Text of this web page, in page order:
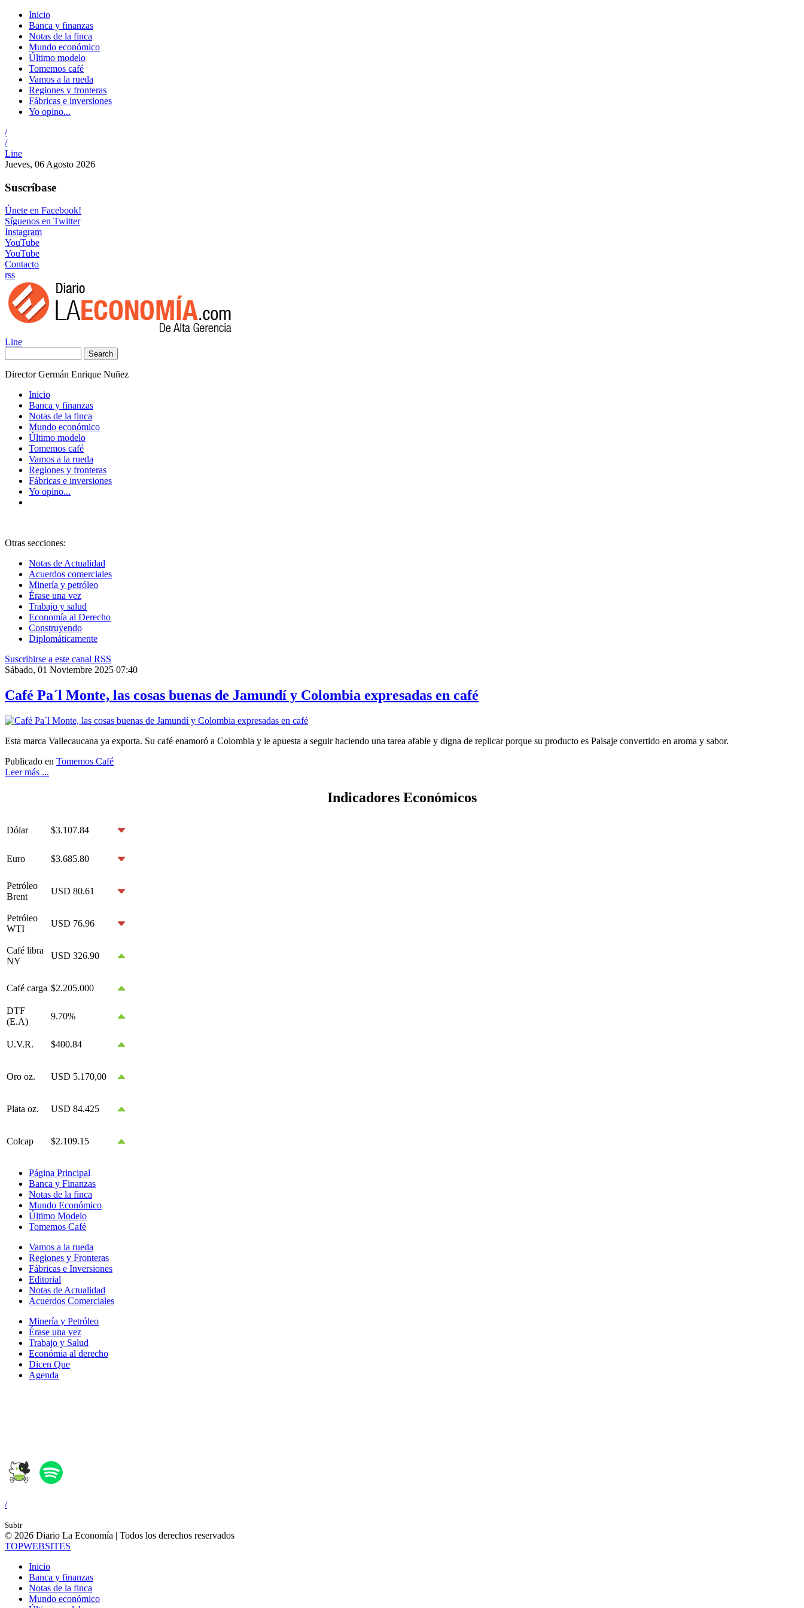
Inicio
Banca y finanzas
Notas de la finca
Mundo económico
Último modelo
Tomemos café
Vamos a la rueda
Regiones y fronteras
Fábricas e inversiones
Yo opino...
/
/
Line
Jueves, 06 Agosto 2026
Suscríbase
Únete en Facebook!
Síguenos en Twitter
Instagram
YouTube
YouTube
Contacto
rss
Line
Search
Director Germán Enrique Nuñez
Inicio
Banca y finanzas
Notas de la finca
Mundo económico
Último modelo
Tomemos café
Vamos a la rueda
Regiones y fronteras
Fábricas e inversiones
Yo opino...
Otras secciones:
Notas de Actualidad
Acuerdos comerciales
Minería y petróleo
Érase una vez
Trabajo y salud
Economía al Derecho
Construyendo
Diplomáticamente
Suscribirse a este canal RSS
Sábado, 01 Noviembre 2025 07:40
Café Pa´l Monte, las cosas buenas de Jamundí y Colombia expresadas en café
Esta marca Vallecaucana ya exporta. Su café enamoró a Colombia y le apuesta a seguir haciendo una tarea afable y digna de replicar porque su producto es Paisaje convertido en aroma y sabor.
Publicado en Tomemos Café
Leer más ...
Indicadores Económicos
Dólar $3.107.84
Euro $3.685.80
Petróleo
Brent
USD 80.61
Petróleo
WTI
USD 76.96
Café libra
NY
USD 326.90
Café carga $2.205.000
DTF
(E.A)
9.70%
U.V.R. $400.84
Oro oz. USD 5.170,00
Plata oz. USD 84.425
Colcap $2.109.15
Página Principal
Banca y Finanzas
Notas de la finca
Mundo Económico
Último Modelo
Tomemos Café
Vamos a la rueda
Regiones y Fronteras
Fábricas e Inversiones
Editorial
Notas de Actualidad
Acuerdos Comerciales
Minería y Petróleo
Érase una vez
Trabajo y Salud
Económia al derecho
Dicen Que
Agenda
/
Subir
© 2026 Diario La Economía | Todos los derechos reservados
TOPWEBSITES
Inicio
Banca y finanzas
Notas de la finca
Mundo económico